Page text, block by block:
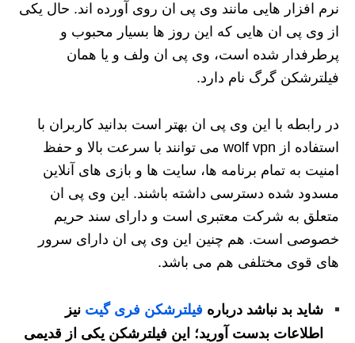
نرم افزار هایی مانند وی پی ان روی آورده اند. حال یکی
از وی پی ان هایی که این روز ها بسیار محبوب و
پرطرفدار شده است، وی پی ان ولف و یا همان
فیلترشکن گرگ نام دارد.
در رابطه با این وی پی ان بهتر است بدانید کاربران با
استفاده از wolf vpn می توانند با سرعت بالا و حفظ
امنیت به تمام برنامه ها، سایت ها و بازی های آنلاین
مسدود شده دسترسی داشته باشند. این وی پی ان
متعلق به شرکت معتبری است و دارای سند حریم
خصوصی است. هم چنین این وی پی ان دارای سرور
های قوی مختلفی هم می باشد.
شاید بد نباشد درباره فیلترشکن فری گیت نیز
اطلاعات بدست آورید؛ این فیلترشکن یکی از قدیمی